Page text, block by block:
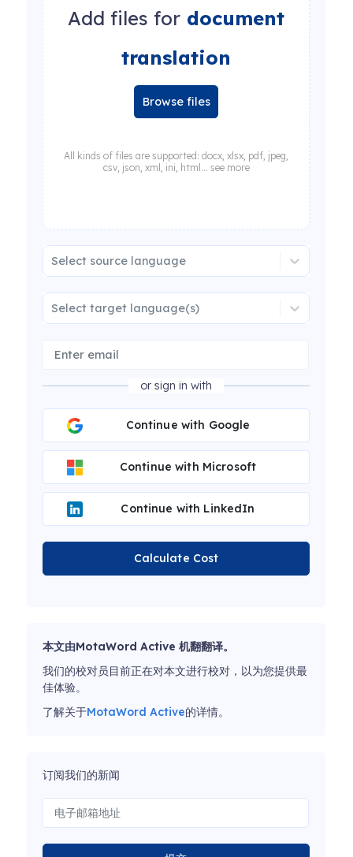
Add files for document
translation
Browse files
All kinds of files are supported: docx, xlsx, pdf, jpeg,
csv, json, xml, ini, html... see more
Select source language
Select target language(s)
or sign in with
Continue with Google
Continue with Microsoft
Continue with LinkedIn
Calculate Cost
本文由MotaWord Active 机翻翻译。
我们的校对员目前正在对本文进行校对，以为您提供最
佳体验。
了解关于MotaWord Active的详情。
订阅我们的新闻